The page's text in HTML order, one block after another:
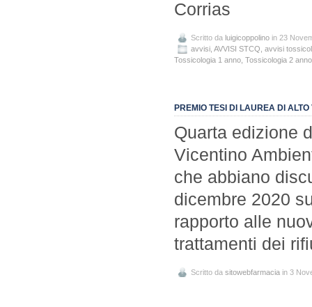
Corrias
Scritto da luigicoppolino in 23
avvisi, AVVISI STCQ, avvisi
Tossicologia 1 anno, Tossicologia 2 anno
PREMIO TESI DI LAUREA DI
Quarta edizione
Vicentino
che abbiano
dicembre 2020
rapporto alle
trattamenti dei
Scritto da sitowebfarmacia in 3